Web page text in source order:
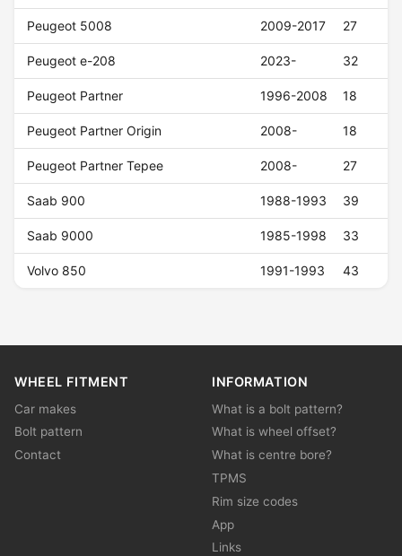
Peugeot 5008 2009-2017 27
Peugeot e-208 2023- 32
Peugeot Partner 1996-2008 18
Peugeot Partner Origin 2008- 18
Peugeot Partner Tepee 2008- 27
Saab 900 1988-1993 39
Saab 9000 1985-1998 33
Volvo 850 1991-1993 43
WHEEL FITMENT
Car makes
Bolt pattern
Contact
INFORMATION
What is a bolt pattern?
What is wheel offset?
What is centre bore?
TPMS
Rim size codes
App
Links